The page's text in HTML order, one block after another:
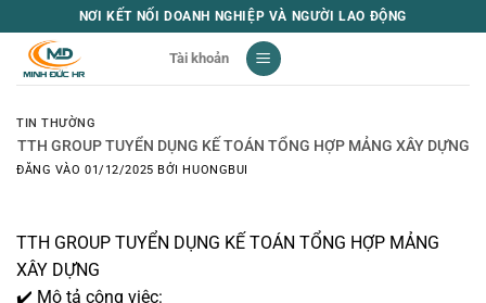
qua
NƠI KẾT NỐI DOANH NGHIỆP VÀ NGƯỜI LAO ĐỘNG
Tài khoản
TIN THƯỜNG
TTH GROUP TUYỂN DỤNG KẾ TOÁN TỔNG HỢP MẢNG XÂY DỰNG
ĐĂNG VÀO01/12/2025 BỞIHUONGBUI
TTH GROUP TUYỂN DỤNG KẾ TOÁN TỔNG HỢP MẢNG
XÂY DỰNG
✔️ Mô tả công việc: